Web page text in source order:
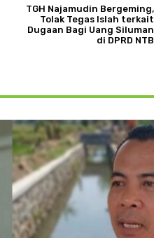
TGH Najamudin Bergeming,
Tolak Tegas Islah terkait
Dugaan Bagi Uang Siluman
di DPRD NTB